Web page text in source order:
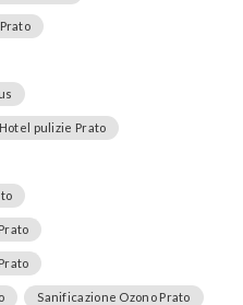
Hotel pulizie Prato
Sanificazione Ozono Prato